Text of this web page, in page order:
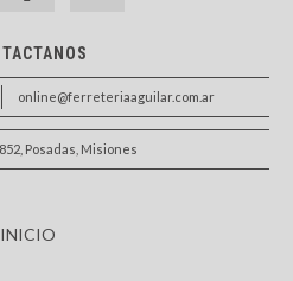
online@ferreteriaaguilar.com.ar
Posadas, Misiones
INICIO